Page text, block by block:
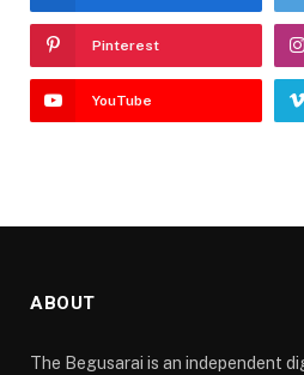
Pinterest
YouTube
ABOUT
The Begusarai is an independent